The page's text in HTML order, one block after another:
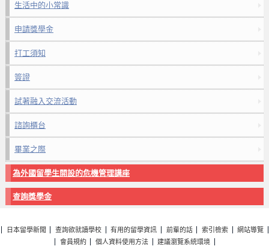
生活中的小常識
申請獎學金
打工須知
簽證
試著融入交流活動
諮詢櫃台
畢業之際
為外國留學生開設的危機管理講座
查詢獎學金
日本留學新聞 查詢欲就讀學校 有用的留學資訊 前輩的話 索引檢索
網站導覽
會員規約
個人資料使用方法 建議瀏覽系統環境